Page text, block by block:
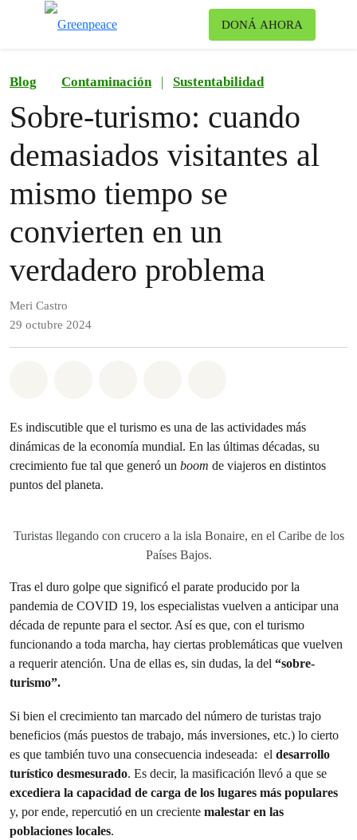
DONÁ AHORA
Blog Contaminación | Sustentabilidad
Sobre-turismo: cuando
demasiados visitantes al
mismo tiempo se
convierten en un
verdadero problema
Meri Castro
29 octubre 2024
Es indiscutible que el turismo es una de las actividades más
dinámicas de la economía mundial. En las últimas décadas, su
crecimiento fue tal que generó un boom de viajeros en distintos
puntos del planeta.
Turistas llegando con crucero a la isla Bonaire, en el Caribe de los
Países Bajos.
Tras el duro golpe que significó el parate producido por la
pandemia de COVID 19, los especialistas vuelven a anticipar una
década de repunte para el sector. Así es que, con el turismo
funcionando a toda marcha, hay ciertas problemáticas que vuelven
a requerir atención. Una de ellas es, sin dudas, la del “sobre-
turismo”.
Si bien el crecimiento tan marcado del número de turistas trajo
beneficios (más puestos de trabajo, más inversiones, etc.) lo cierto
es que también tuvo una consecuencia indeseada: el desarrollo
turístico desmesurado. Es decir, la masificación llevó a que se
excediera la capacidad de carga de los lugares más populares
y, por ende, repercutió en un creciente malestar en las
poblaciones locales.